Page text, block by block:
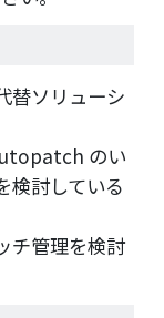
替ソリューシ
のい
検討している
チ管理を検討